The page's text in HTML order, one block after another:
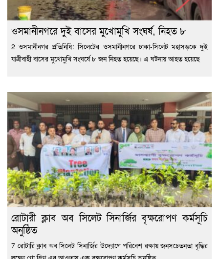
ওসমানীনগরে দুই বাসের মুখোমুখি সংঘর্ষ, নিহত ৮
2 ওসমানীনগর প্রতিনিধি: সিলেটের ওসমানীনগরে ঢাকা-সিলেট মহাসড়কে দুই
যাত্রীবাহী বাসের মুখোমুখি সংঘর্ষে ৮ জন নিহত হয়েছে। এ ঘটনায় আহত হয়েছে
রোটারী ক্লাব অব সিলেট সিনার্জির বৃক্ষরোপণ কর্মসূচি
অনুষ্ঠিত
7 রোটারি ক্লাব অব সিলেট সিনার্জির উদ্যোগে পরিবেশ রক্ষায় জনসচেতনতা বৃদ্ধির